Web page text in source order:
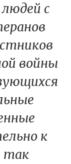
с
войны
к
так